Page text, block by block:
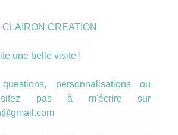
CREATION
une belle visite !
personnalisations ou
pas à m'écrire sur